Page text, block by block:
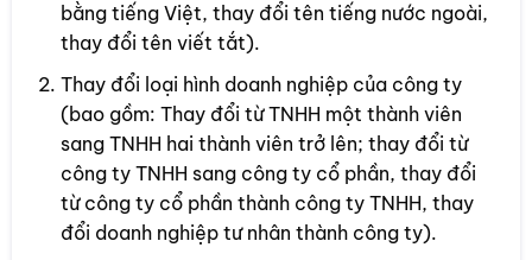
bằng tiếng Việt, thay đổi tên tiếng nước ngoài,
thay đổi tên viết tắt).
Thay đổi loại hình doanh nghiệp của công ty
(bao gồm: Thay đổi từ TNHH một thành viên
sang TNHH hai thành viên trở lên; thay đổi từ
công ty TNHH sang công ty cổ phần, thay đổi
từ công ty cổ phần thành công ty TNHH, thay
đổi doanh nghiệp tư nhân thành công ty).